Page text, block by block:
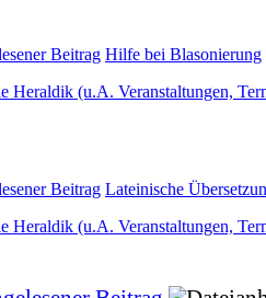
Hilfe bei Blasonierung
Heraldik (u.A. Veranstaltungen,
Lateinische
Heraldik (u.A. Veranstaltungen,